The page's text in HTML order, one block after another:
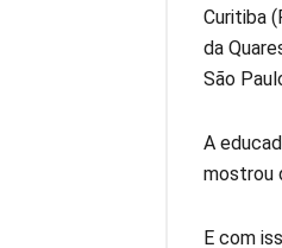
Curitiba
da
São
A
mostrou
E com